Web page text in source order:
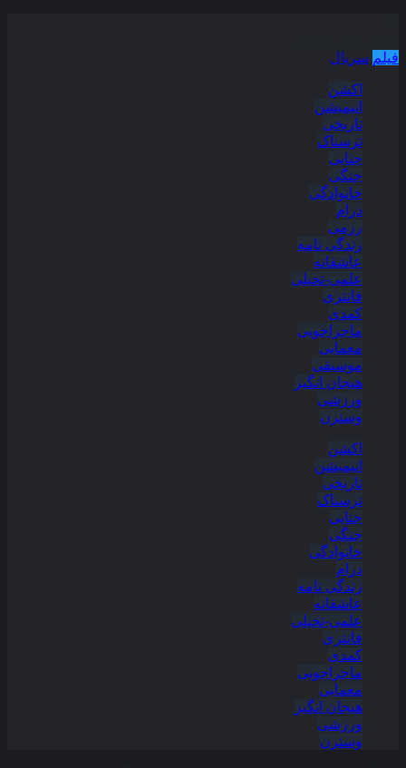
فیلم سریال
اکشن
انیمیشن
تاریخی
ترسناک
جنایی
جنگی
خانوادگی
درام
رزمی
زندگی نامه
عاشقانه
علمی-تخیلی
فانتزی
کمدی
ماجراجویی
معمایی
موسیقی
هیجان انگیز
ورزشی
وسترن
اکشن
انیمیشن
تاریخی
ترسناک
جنایی
جنگی
خانوادگی
درام
زندگی نامه
عاشقانه
علمی-تخیلی
فانتزی
کمدی
ماجراجویی
معمایی
هیجان انگیز
ورزشی
وسترن